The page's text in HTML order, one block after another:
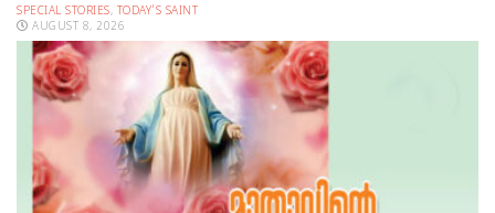
SPECIAL STORIES, TODAY'S SAINT
AUGUST 8, 2026